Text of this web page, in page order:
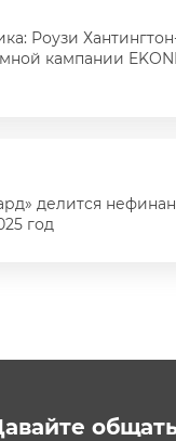
Роузи
кампании
делится
год